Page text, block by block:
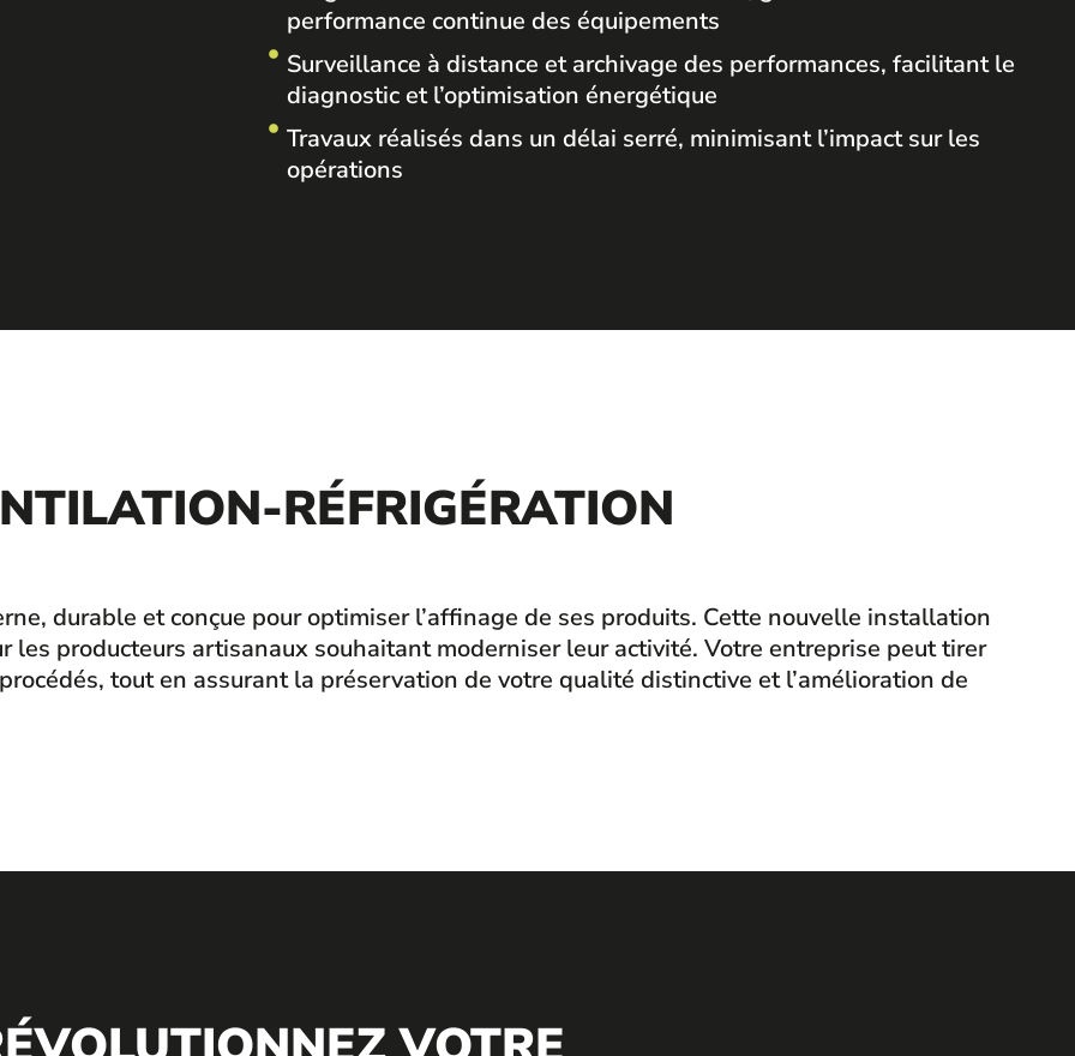
performance continue des équipements
Surveillance à distance et archivage des performances, facilitant le
diagnostic et l’optimisation énergétique
Travaux réalisés dans un délai serré, minimisant l’impact sur les
opérations
RÉFRIGÉRATION
durable et conçue pour optimiser l’affinage de ses produits. Cette nouvelle installation
les producteurs artisanaux souhaitant moderniser leur activité. Votre entreprise peut tirer
tout en assurant la préservation de votre qualité distinctive et l’amélioration de